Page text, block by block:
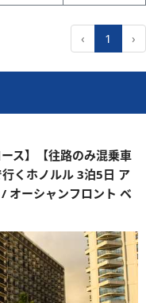
‹ 1 ›
ス】【往路のみ混乗車
くホノルル 3泊5日 ア
オーシャンフロント ベ